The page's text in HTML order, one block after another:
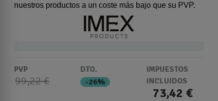
nuestros productos a un coste más bajo que su PVP.
PVP
99,22 €
DTO.
-26%
IMPUESTOS
INCLUIDOS
73,42 €